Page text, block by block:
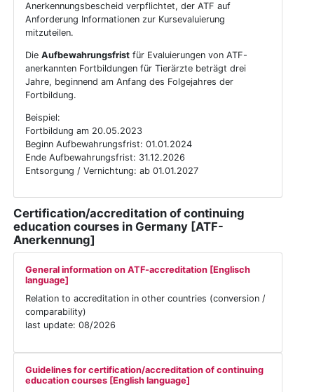
Anerkennungsbescheid verpflichtet, der ATF auf
Anforderung Informationen zur Kursevaluierung
mitzuteilen.
DieAufbewahrungsfrist für Evaluierungen von ATF-
anerkannten Fortbildungen für Tierärzte beträgt drei
Jahre, beginnend am Anfang des Folgejahres der
Fortbildung.
Beispiel:
Fortbildung am 20.05.2023
Beginn Aufbewahrungsfrist: 01.01.2024
Ende Aufbewahrungsfrist: 31.12.2026
Entsorgung / Vernichtung: ab 01.01.2027
Certification/accreditation of continuing
education courses in Germany [ATF-
Anerkennung]
General information on ATF-accreditation [Englisch
language]
Relation to accreditation in other countries (conversion /
comparability)
last update: 08/2026
Guidelines for certification/accreditation of continuing
education courses [English language]